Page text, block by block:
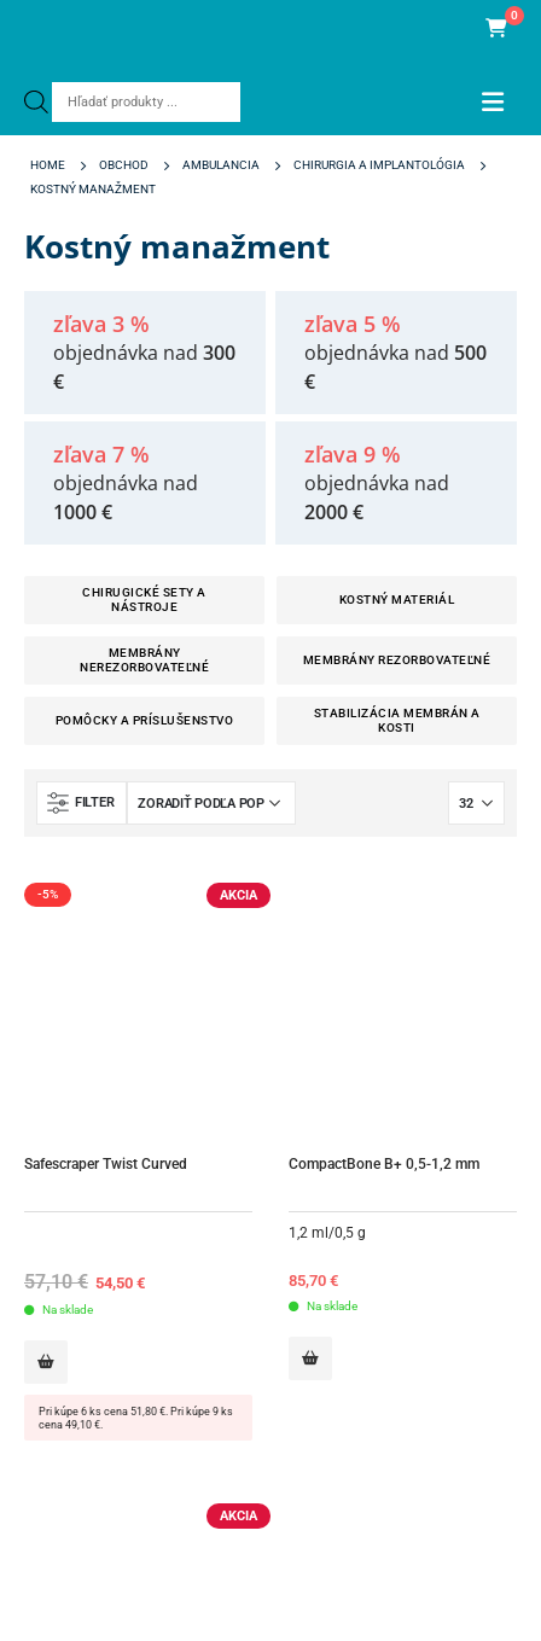
Products
0
HOME OBCHOD AMBULANCIA
CHIRURGIA A IMPLANTOLÓGIA
KOSTNÝ MANAŽMENT
Kostný manažment
zľava 3 %
objednávka nad 300
€
zľava 5 %
objednávka nad 500
€
zľava 7 %
objednávka nad
1000 €
zľava 9 %
objednávka nad
2000 €
CHIRUGICKÉ SETY A
NÁSTROJE
KOSTNÝ MATERIÁL
MEMBRÁNY
NEREZORBOVATEĽNÉ
MEMBRÁNY REZORBOVATEĽNÉ
POMÔCKY A PRÍSLUŠENSTVO
STABILIZÁCIA MEMBRÁN A
KOSTI
FILTER
AKCIA
-5%
Safescraper Twist Curved
57,10€ Original
price
54,50€Current
Na sklade
Pri kúpe 6 ks cena 51,80 €. Pri kúpe 9 ks
cena 49,10 €.
CompactBone B+ 0,5-1,2 mm
1,2 ml/0,5 g
85,70 €
Na sklade
AKCIA